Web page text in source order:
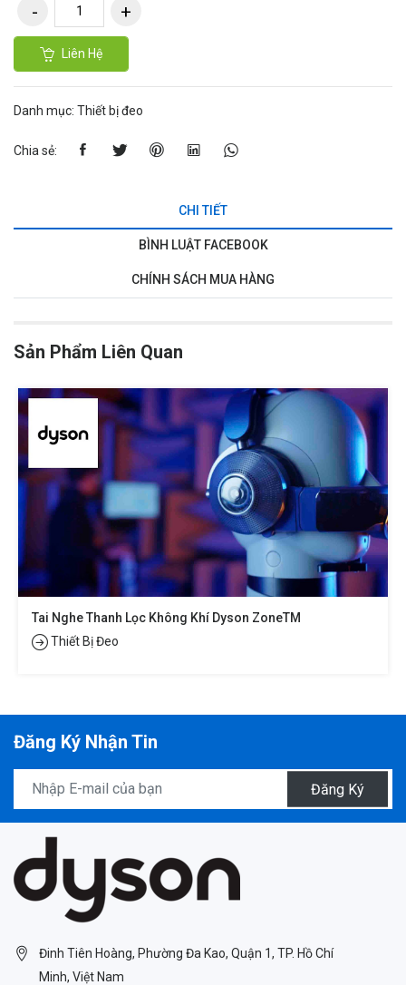
Liên Hệ
Danh mục: Thiết bị đeo
Chia sẻ:
CHI TIẾT
BÌNH LUẬT FACEBOOK
CHÍNH SÁCH MUA HÀNG
Sản Phẩm Liên Quan
Tai Nghe Thanh Lọc Không Khí Dyson ZoneTM
Thiết Bị Đeo
Đăng Ký Nhận Tin
Đăng Ký
Đinh Tiên Hoàng, Phường Đa Kao, Quận 1, TP. Hồ Chí
Minh, Việt Nam